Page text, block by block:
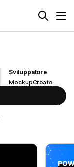
Sviluppatore
MockupCreate